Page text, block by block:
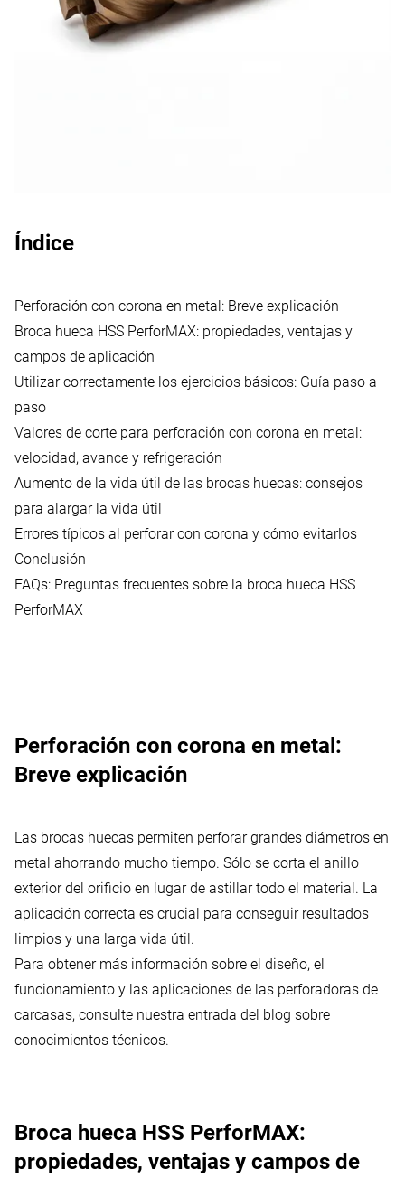
Índice
Perforación con corona en metal: Breve explicación
Broca hueca HSS PerforMAX: propiedades, ventajas y
campos de aplicación
Utilizar correctamente los ejercicios básicos: Guía paso a
paso
Valores de corte para perforación con corona en metal:
velocidad, avance y refrigeración
Aumento de la vida útil de las brocas huecas: consejos
para alargar la vida útil
Errores típicos al perforar con corona y cómo evitarlos
Conclusión
FAQs: Preguntas frecuentes sobre la broca hueca HSS
PerforMAX
Perforación con corona en metal:
Breve explicación
Las brocas huecas permiten perforar grandes diámetros en
metal ahorrando mucho tiempo. Sólo se corta el anillo
exterior del orificio en lugar de astillar todo el material. La
aplicación correcta es crucial para conseguir resultados
limpios y una larga vida útil.
Para obtener más información sobre el diseño, el
funcionamiento y las aplicaciones de las perforadoras de
carcasas, consulte nuestra entrada del blog sobre
conocimientos técnicos.
Broca hueca HSS PerforMAX:
propiedades, ventajas y campos de